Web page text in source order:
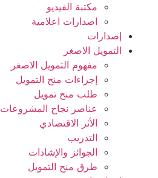
مكتبة الفيديو
اصدارات اعلامية
إصدارات
التمويل الاصغر
مفهوم التمويل الاصغر
إجراءات منح التمويل
طلب منح تمويل
عناصر نجاح المشروعات
الأثر الاقتصادي
التدريب
الجوائز والإشادات
طرق منح التمويل